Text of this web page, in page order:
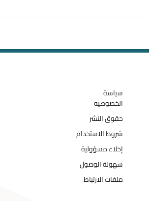
سياسة
الخصوصيه
حقوق النشر
شروط الاستخدام
إخلاء مسؤولية
سهولة الوصول
ملفات الارتباط